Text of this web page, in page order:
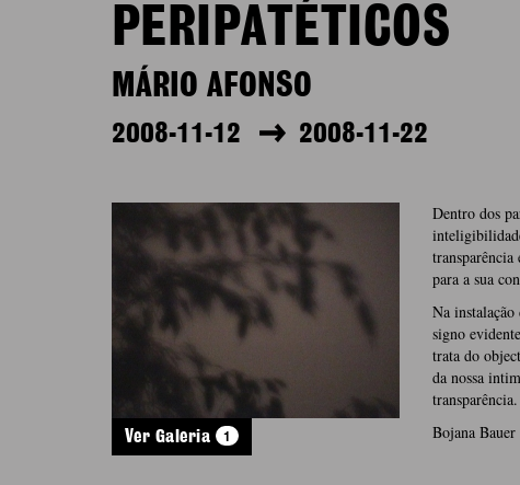
PERIPATÉTICOS
MÁRIO AFONSO
2008-11-12 2008-11-22
Ver Galeria 1
Dentro dos
transparência
para a sua
Na
signo
trata do
da nossa
transparência.
Bojana Bauer